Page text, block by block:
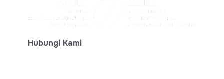
Hubungi Kami